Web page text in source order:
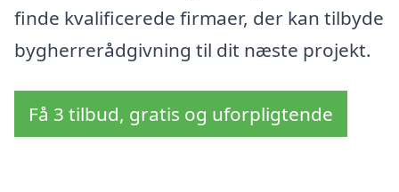
finde kvalificerede firmaer, der kan tilbyde
bygherrerådgivning til dit næste projekt.
Få 3 tilbud, gratis og uforpligtende